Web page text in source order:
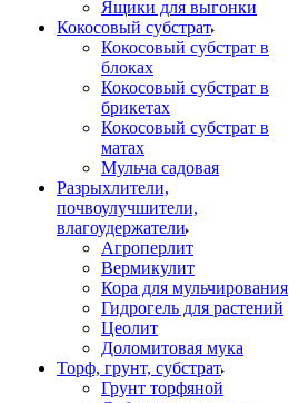
Ящики для выгонки
Кокосовый субстрат
Кокосовый субстрат в
блоках
Кокосовый субстрат в
брикетах
Кокосовый субстрат в
матах
Мульча садовая
Разрыхлители,
почвоулучшители,
влагоудержатели
Агроперлит
Вермикулит
Кора для мульчирования
Гидрогель для растений
Цеолит
Доломитовая мука
Торф, грунт, субстрат
Грунт торфяной